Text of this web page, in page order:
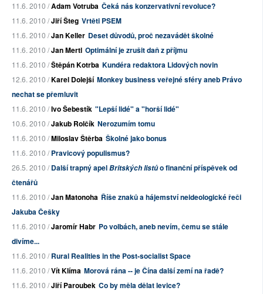
11.6. 2010 /Adam Votruba Čeká nás konzervativní revoluce?
11.6. 2010 /Jiří Šteg Vrtěti PSEM
11.6. 2010 /Jan Keller Deset důvodů, proč nezavádět školné
11.6. 2010 /Jan Mertl Optimální je zrušit daň z příjmu
11.6. 2010 /Štěpán Kotrba Kundéra redaktora Lidových novin
12.6. 2010 /Karel Dolejší Monkey business veřejné sféry aneb Právo
nechat se přemluvit
11.6. 2010 /Ivo Šebestík "Lepší lidé" a "horší lidé"
10.6. 2010 /Jakub Rolčík Nerozumím tomu
11.6. 2010 /Miloslav Štěrba Školné jako bonus
11.6. 2010 /Pravicový populismus?
26.5. 2010 /Další trapný apelBritských listůo finanční příspěvek od
čtenářů
11.6. 2010 /Jan Matonoha Říše znaků a hájemství neideologické řeči
Jakuba Češky
11.6. 2010 /Jaromír Habr Po volbách, aneb nevím, čemu se stále
divíme...
11.6. 2010 /Rural Realities in the Post-socialist Space
11.6. 2010 /Vít Klíma Morová rána -- je Čína další zemí na řadě?
11.6. 2010 /Jiří Paroubek Co by měla dělat levice?